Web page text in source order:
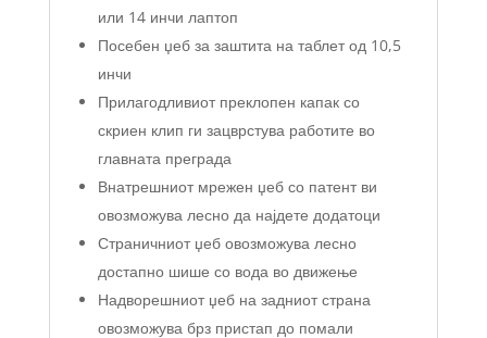
или 14 инчи лаптоп
Посебен џеб за заштита на таблет од 10,5
инчи
Прилагодливиот преклопен капак со
скриен клип ги зацврстува работите во
главната преграда
Внатрешниот мрежен џеб со патент ви
овозможува лесно да најдете додатоци
Страничниот џеб овозможува лесно
достапно шише со вода во движење
Надворешниот џеб на задниот страна
овозможува брз пристап до помали